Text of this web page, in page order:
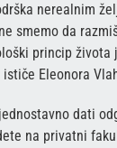
nerealnim
smemo da
princip
Eleonora
dati
na privatni